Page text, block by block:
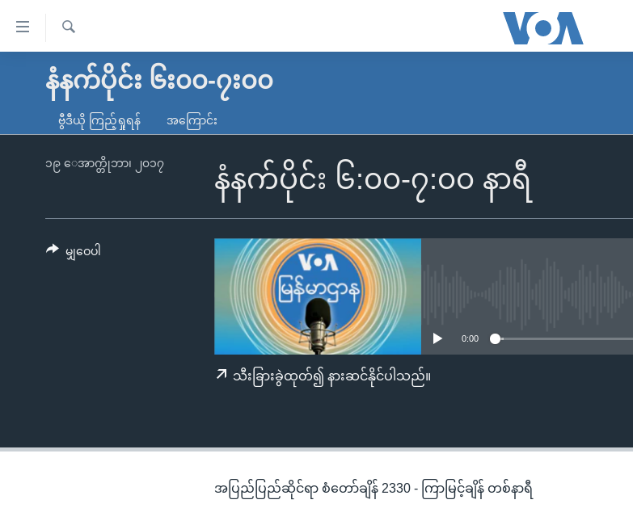
လွယ်ကူ
သည့်
ကျော်
မူလစာမျက်နှာ
ကမ္ဘာ့သတင်းများ
နိုင်ငံတကာ
တရုတ်
အစ္စရေး-ပါလက်စတိုင်း
ရပ်ဝန်းတခု လမ်းတခု အလွန်
အင်္ဂလိပ်စာလေ့လာမယ်
ရ
လာ
နံနက်ပိုင်း ၆း၀၀-၇း၀၀
Apple Podcasts
Spotify
ဗွီဒီယို ကြည့်ရှုရန် အကြောင်း
နံနက်ပိုင်း ၆:၀၀-၇:၀၀ နာရီ
၁၉ ေအာက္တိုဘာ၊ ၂၀၁၇
0:00
သီးခြားခွဲထုတ်၍ နားဆင်နိုင်ပါသည်။
မျှဝေပါ
အပြည်ပြည်ဆိုင်ရာ စံတော်ချိန် 2330 - ကြာမြင့်ချိန် တစ်နာရီ